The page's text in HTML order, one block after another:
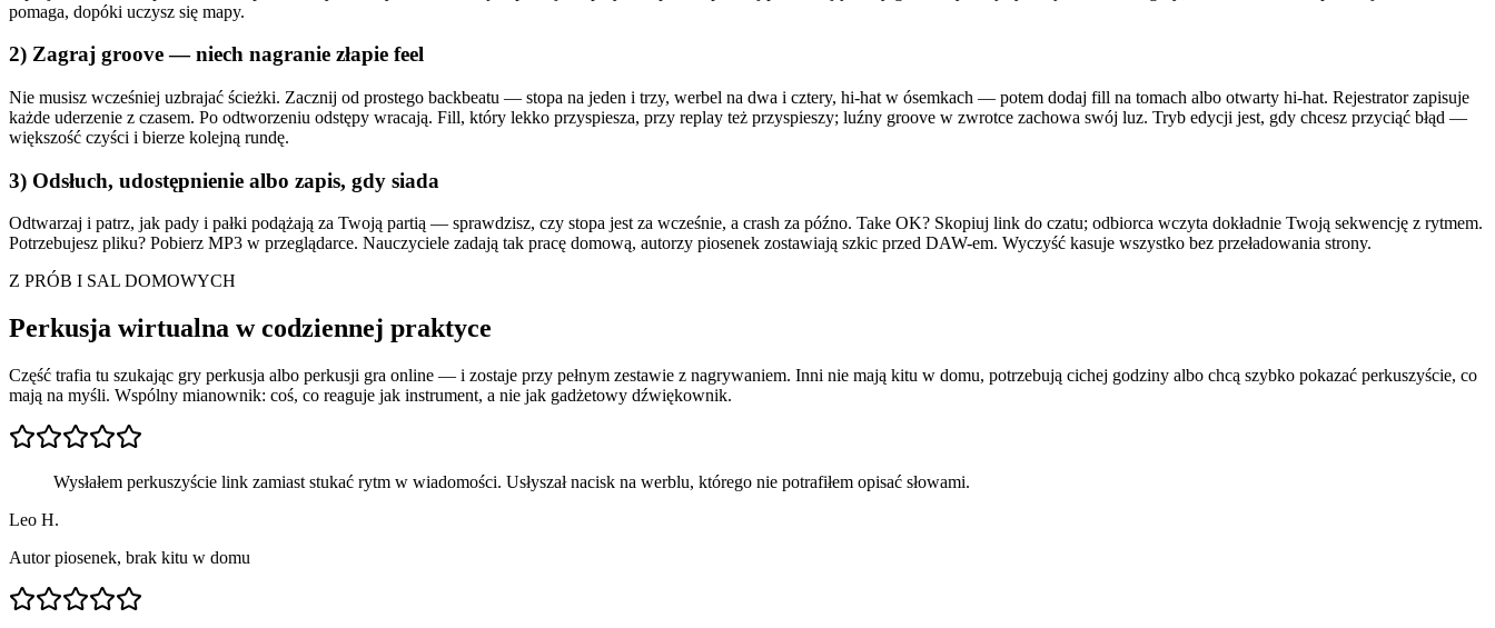
pomaga, dopóki uczysz się mapy.
2) Zagraj groove — niech nagranie złapie feel
Nie musisz wcześniej uzbrajać ścieżki. Zacznij od prostego backbeatu — stopa na jeden i trzy, werbel na dwa i cztery, hi-hat w ósemkach — potem dodaj fill na tomach albo otwarty hi-hat. Rejestrator zapisuje
każde uderzenie z czasem. Po odtworzeniu odstępy wracają. Fill, który lekko przyspiesza, przy replay też przyspieszy; luźny groove w zwrotce zachowa swój luz. Tryb edycji jest, gdy chcesz przyciąć błąd —
większość czyści i bierze kolejną rundę.
3) Odsłuch, udostępnienie albo zapis, gdy siada
Odtwarzaj i patrz, jak pady i pałki podążają za Twoją partią — sprawdzisz, czy stopa jest za wcześnie, a crash za późno. Take OK? Skopiuj link do czatu; odbiorca wczyta dokładnie Twoją sekwencję z rytmem.
Potrzebujesz pliku? Pobierz MP3 w przeglądarce. Nauczyciele zadają tak pracę domową, autorzy piosenek zostawiają szkic przed DAW-em. Wyczyść kasuje wszystko bez przeładowania strony.
Z PRÓB I SAL DOMOWYCH
Perkusja wirtualna w codziennej praktyce
Część trafia tu szukając gry perkusja albo perkusji gra online — i zostaje przy pełnym zestawie z nagrywaniem. Inni nie mają kitu w domu, potrzebują cichej godziny albo chcą szybko pokazać perkuszyście, co
mają na myśli. Wspólny mianownik: coś, co reaguje jak instrument, a nie jak gadżetowy dźwiękownik.
Wysłałem perkuszyście link zamiast stukać rytm w wiadomości. Usłyszał nacisk na werblu, którego nie potrafiłem opisać słowami.
Leo H.
Autor piosenek, brak kitu w domu